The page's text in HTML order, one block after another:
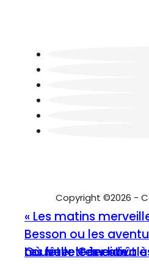
« Les matins
Besson ou les
nouvelle Candide
Où fêter le 1er août
Les buvettes
Copyright ©2026 -